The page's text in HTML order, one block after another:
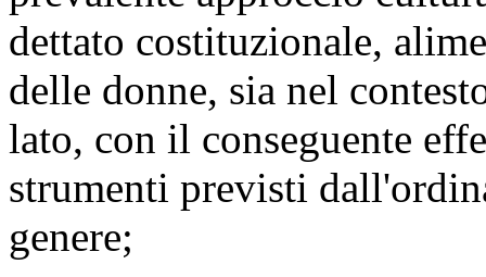
dettato costituzionale,
delle donne, sia nel
lato, con il conseguente
strumenti previsti
genere;